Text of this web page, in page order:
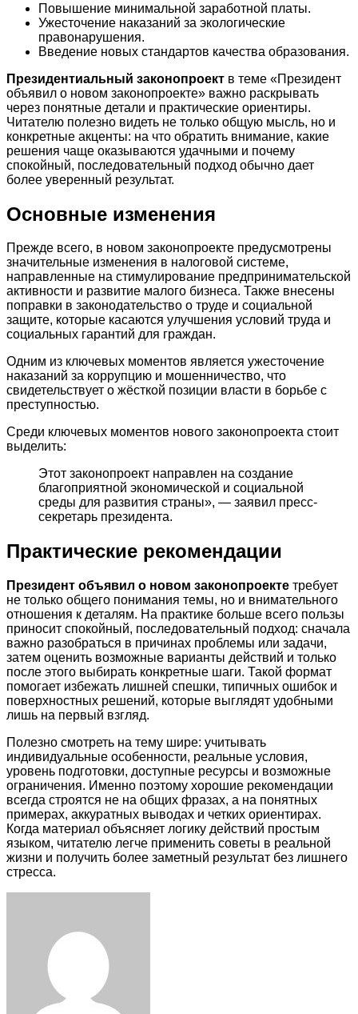
Повышение минимальной заработной платы.
Ужесточение наказаний за экологические
правонарушения.
Введение новых стандартов качества образования.
Президентиальный законопроект в теме «Президент
объявил о новом законопроекте» важно раскрывать
через понятные детали и практические ориентиры.
Читателю полезно видеть не только общую мысль, но и
конкретные акценты: на что обратить внимание, какие
решения чаще оказываются удачными и почему
спокойный, последовательный подход обычно дает
более уверенный результат.
Основные изменения
Прежде всего, в новом законопроекте предусмотрены
значительные изменения в налоговой системе,
направленные на стимулирование предпринимательской
активности и развитие малого бизнеса. Также внесены
поправки в законодательство о труде и социальной
защите, которые касаются улучшения условий труда и
социальных гарантий для граждан.
Одним из ключевых моментов является ужесточение
наказаний за коррупцию и мошенничество, что
свидетельствует о жёсткой позиции власти в борьбе с
преступностью.
Среди ключевых моментов нового законопроекта стоит
выделить:
Этот законопроект направлен на создание
благоприятной экономической и социальной
среды для развития страны», — заявил пресс-
секретарь президента.
Практические рекомендации
Президент объявил о новом законопроекте требует
не только общего понимания темы, но и внимательного
отношения к деталям. На практике больше всего пользы
приносит спокойный, последовательный подход: сначала
важно разобраться в причинах проблемы или задачи,
затем оценить возможные варианты действий и только
после этого выбирать конкретные шаги. Такой формат
помогает избежать лишней спешки, типичных ошибок и
поверхностных решений, которые выглядят удобными
лишь на первый взгляд.
Полезно смотреть на тему шире: учитывать
индивидуальные особенности, реальные условия,
уровень подготовки, доступные ресурсы и возможные
ограничения. Именно поэтому хорошие рекомендации
всегда строятся не на общих фразах, а на понятных
примерах, аккуратных выводах и четких ориентирах.
Когда материал объясняет логику действий простым
языком, читателю легче применить советы в реальной
жизни и получить более заметный результат без лишнего
стресса.